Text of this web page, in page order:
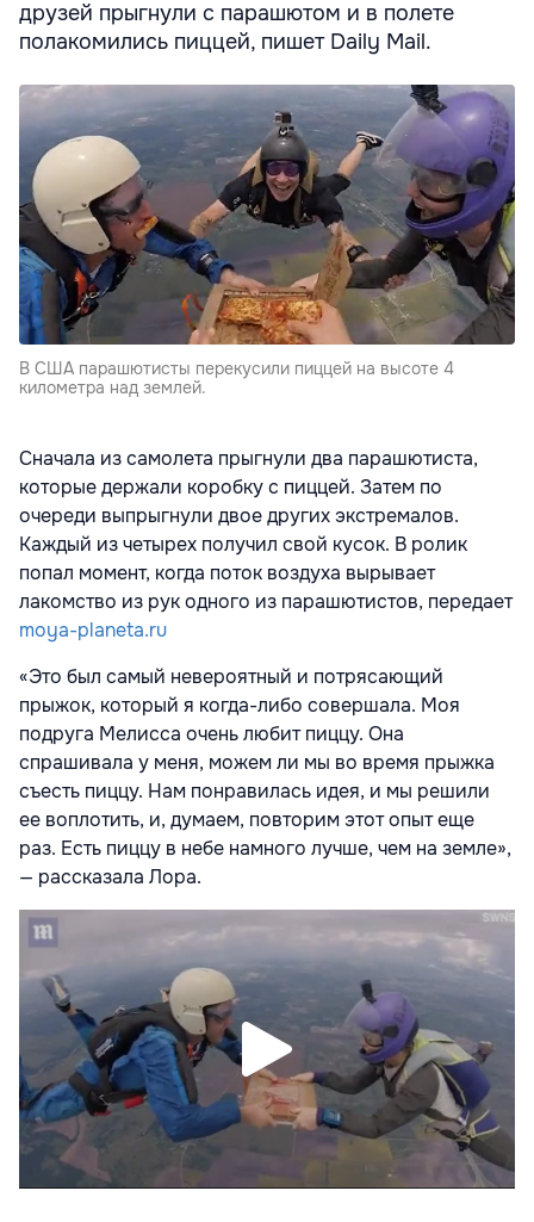
друзей прыгнули с парашютом и в полете
полакомились пиццей, пишет Daily Mail.
В США парашютисты перекусили пиццей на высоте 4
километра над землей.
Сначала из самолета прыгнули два парашютиста,
которые держали коробку с пиццей. Затем по
очереди выпрыгнули двое других экстремалов.
Каждый из четырех получил свой кусок. В ролик
попал момент, когда поток воздуха вырывает
лакомство из рук одного из парашютистов, передает
moya-planeta.ru
«Это был самый невероятный и потрясающий
прыжок, который я когда-либо совершала. Моя
подруга Мелисса очень любит пиццу. Она
спрашивала у меня, можем ли мы во время прыжка
съесть пиццу. Нам понравилась идея, и мы решили
ее воплотить, и, думаем, повторим этот опыт еще
раз. Есть пиццу в небе намного лучше, чем на земле»,
— рассказала Лора.